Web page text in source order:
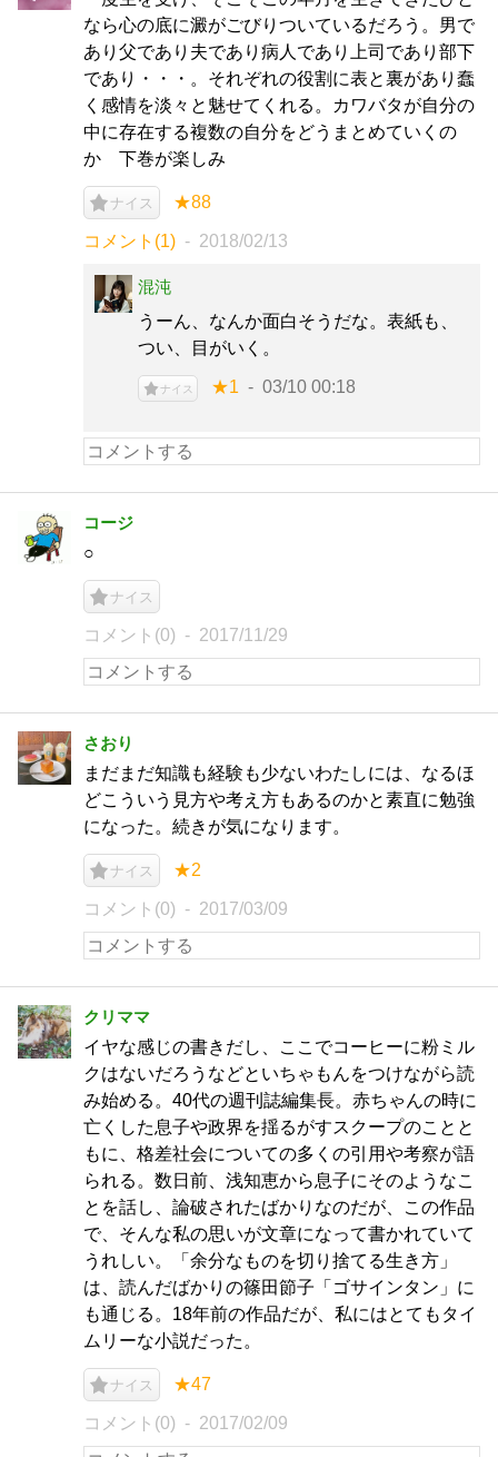
なら心の底に澱がごびりついているだろう。男で
あり父であり夫であり病人であり上司であり部下
であり・・・。それぞれの役割に表と裏があり蠢
く感情を淡々と魅せてくれる。カワバタが自分の
中に存在する複数の自分をどうまとめていくの
か 下巻が楽しみ
ナイス ★88
コメント(1) 2018/02/13
混沌
うーん、なんか面白そうだな。表紙も、
つい、目がいく。
ナイス ★1 03/10 00:18
コージ
○
ナイス
コメント(0) 2017/11/29
さおり
まだまだ知識も経験も少ないわたしには、なるほ
どこういう見方や考え方もあるのかと素直に勉強
になった。続きが気になります。
ナイス ★2
コメント(0) 2017/03/09
クリママ
イヤな感じの書きだし、ここでコーヒーに粉ミル
クはないだろうなどといちゃもんをつけながら読
み始める。40代の週刊誌編集長。赤ちゃんの時に
亡くした息子や政界を揺るがすスクープのことと
もに、格差社会についての多くの引用や考察が語
られる。数日前、浅知恵から息子にそのようなこ
とを話し、論破されたばかりなのだが、この作品
で、そんな私の思いが文章になって書かれていて
うれしい。「余分なものを切り捨てる生き方」
は、読んだばかりの篠田節子「ゴサインタン」に
も通じる。18年前の作品だが、私にはとてもタイ
ムリーな小説だった。
ナイス ★47
コメント(0) 2017/02/09